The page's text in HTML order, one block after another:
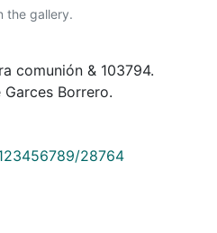
the gallery.
comunión & 103794.
Borrero.
28764